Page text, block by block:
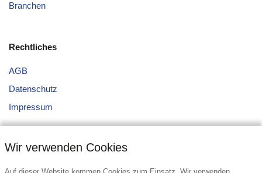
Branchen
Rechtliches
AGB
Datenschutz
Impressum
Wir verwenden Cookies